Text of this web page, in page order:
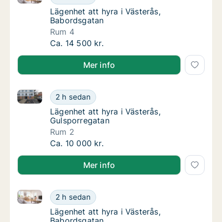
Lägenhet att hyra i Västerås, Babordsgatan
Lägenhet att hyra i Västerås,
Babordsgatan
Rum 4
Lägenhet att hyra i Västerås, Babordsgatan
Ca. 14 500 kr.
Mer info
Lägenhet att hyra i Västerås, Gulsporregatan
2 h sedan
Lägenhet att hyra i Västerås, Gulsporregatan
Lägenhet att hyra i Västerås,
Lägenhet att hyra i Västerås,
Gulsporregatan
Rum 2
Lägenhet att hyra i Västerås, Gulsporregatan
Ca. 10 000 kr.
Mer info
Lägenhet att hyra i Västerås, Babordsgatan
2 h sedan
Lägenhet att hyra i Västerås, Babordsgatan
Lägenhet att hyra i Västerås, Babordsgatan
Lägenhet att hyra i Västerås,